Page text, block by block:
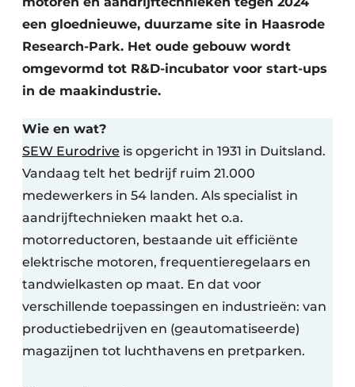
een gloednieuwe, duurzame site in Haasrode
Research-Park. Het oude gebouw wordt
omgevormd tot R&D-incubator voor start-ups
in de maakindustrie.
Wie en wat?
SEW Eurodrive is opgericht in 1931 in Duitsland.
Vandaag telt het bedrijf ruim 21.000
medewerkers in 54 landen. Als specialist in
aandrijftechnieken maakt het o.a.
motorreductoren, bestaande uit efficiënte
elektrische motoren, frequentieregelaars en
tandwielkasten op maat. En dat voor
verschillende toepassingen en industrieën: van
productiebedrijven en (geautomatiseerde)
magazijnen tot luchthavens en pretparken.